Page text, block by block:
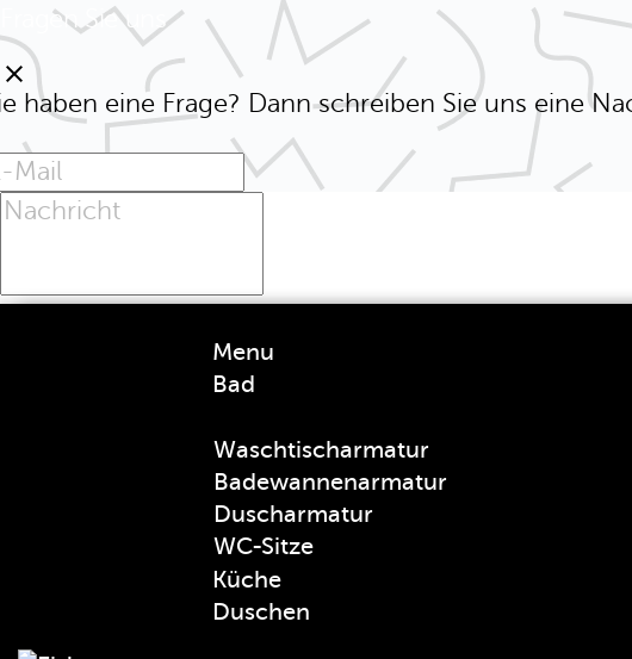
Fragen Sie uns
clear
haben eine Frage? Dann schreiben Sie uns eine
Menu
Bad
Waschtischarmatur
Badewannenarmatur
Duscharmatur
WC-Sitze
Küche
Duschen